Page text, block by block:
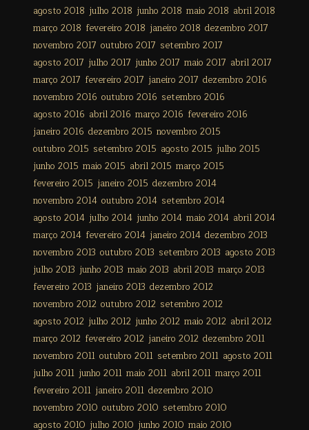
agosto 2018 julho 2018 junho 2018 maio 2018 abril 2018
março 2018 fevereiro 2018 janeiro 2018 dezembro 2017
novembro 2017 outubro 2017 setembro 2017
agosto 2017 julho 2017 junho 2017 maio 2017 abril 2017
março 2017 fevereiro 2017 janeiro 2017 dezembro 2016
novembro 2016 outubro 2016 setembro 2016
agosto 2016 abril 2016 março 2016 fevereiro 2016
janeiro 2016 dezembro 2015 novembro 2015
outubro 2015 setembro 2015 agosto 2015 julho 2015
junho 2015 maio 2015 abril 2015 março 2015
fevereiro 2015 janeiro 2015 dezembro 2014
novembro 2014 outubro 2014 setembro 2014
agosto 2014 julho 2014 junho 2014 maio 2014 abril 2014
março 2014 fevereiro 2014 janeiro 2014 dezembro 2013
novembro 2013 outubro 2013 setembro 2013 agosto 2013
julho 2013 junho 2013 maio 2013 abril 2013 março 2013
fevereiro 2013 janeiro 2013 dezembro 2012
novembro 2012 outubro 2012 setembro 2012
agosto 2012 julho 2012 junho 2012 maio 2012 abril 2012
março 2012 fevereiro 2012 janeiro 2012 dezembro 2011
novembro 2011 outubro 2011 setembro 2011 agosto 2011
julho 2011 junho 2011 maio 2011 abril 2011 março 2011
fevereiro 2011 janeiro 2011 dezembro 2010
novembro 2010 outubro 2010 setembro 2010
agosto 2010 julho 2010 junho 2010 maio 2010